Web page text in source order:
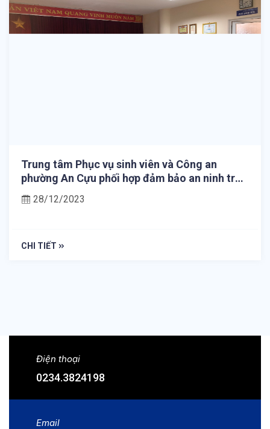
Trung tâm Phục vụ sinh viên và Công an
phường An Cựu phối hợp đảm bảo an ninh trật
tự tại KTX Đại học Huế
28/12/2023
CHI TIẾT
Điện thoại
0234.3824198
Email